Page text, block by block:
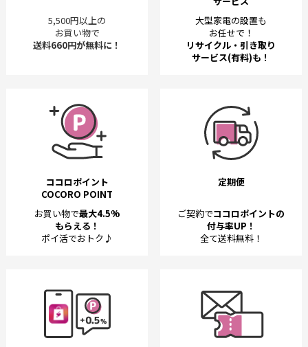
5,500円以上の
お買い物で
送料660円が無料に！
大型家電の設置も
お任せで！
リサイクル・引き取り
サービス(有料)も！
ココロポイント
COCORO POINT
お買い物で最大4.5%
もらえる！
ポイ活でおトク♪
定期便
ご契約でココロポイントの
付与率UP！
全て送料無料！